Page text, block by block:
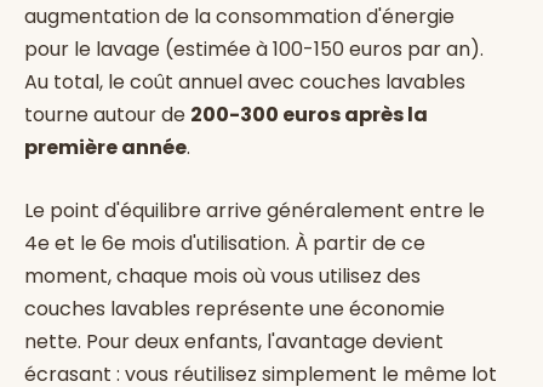
augmentation de la consommation d'énergie
pour le lavage (estimée à 100-150 euros par an).
Au total, le coût annuel avec couches lavables
tourne autour de 200-300 euros après la
première année.
Le point d'équilibre arrive généralement entre le
4e et le 6e mois d'utilisation. À partir de ce
moment, chaque mois où vous utilisez des
couches lavables représente une économie
nette. Pour deux enfants, l'avantage devient
écrasant : vous réutilisez simplement le même lot